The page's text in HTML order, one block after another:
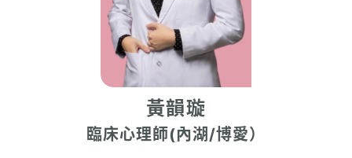
黃韻璇
臨床心理師(內湖/博愛）